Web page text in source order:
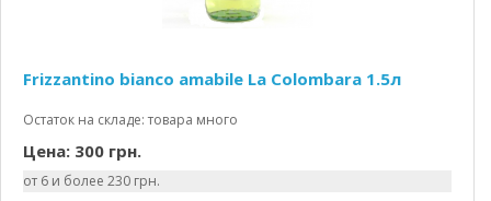
Frizzantino bianco amabile La Colombara 1.5л
Остаток на складе: товара много
Цена: 300 грн.
от 6 и более 230 грн.